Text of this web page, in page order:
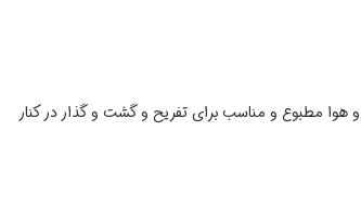
هوا مطبوع و مناسب برای تفریح و گشت و گذار در کنار